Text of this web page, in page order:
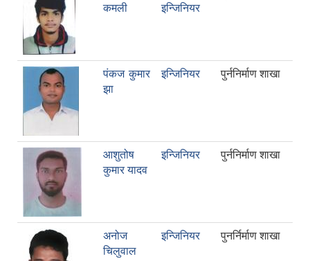
कमली
इन्जिनियर
पंकज कुमार
झा
इन्जिनियर पुर्ननिर्माण शाखा
आशुतोष
कुमार यादव
इन्जिनियर पुर्ननिर्माण शाखा
अनोज
चिलुवाल
इन्जिनियर पुनर्निर्माण शाखा